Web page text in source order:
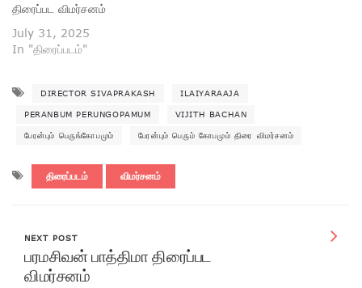
திரைப்பட விமர்சனம்
July 31, 2025
In "திரைப்படம்"
DIRECTOR SIVAPRAKASH ILAIYARAAJA
PERANBUM PERUNGOPAMUM VIJITH BACHAN
பேரன்பும் பெருங்கோபமும் பேரன்பும் பெரும் கோபமும் திரை விமர்சனம்
திரைப்படம் விமர்சனம்
NEXT POST
பரமசிவன் பாத்திமா திரைப்பட
விமர்சனம்